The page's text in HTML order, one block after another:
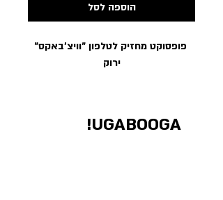
הוספה לסל
פופסוקט מחזיק לטלפון ״וויצ׳באקס״
ירוק
UGABOOGA!